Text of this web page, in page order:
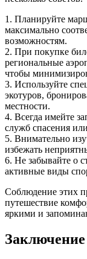
1. Планируйте
максимально
возможностям.
2. При покупке
региональные
чтобы
3. Используйте
экотуров,
местности.
4. Всегда имейте
служб спасения
5. Внимательно
избежать
6. Не забывайте о
активные виды
Соблюдение этих
путешествие
яркими и
Заключение